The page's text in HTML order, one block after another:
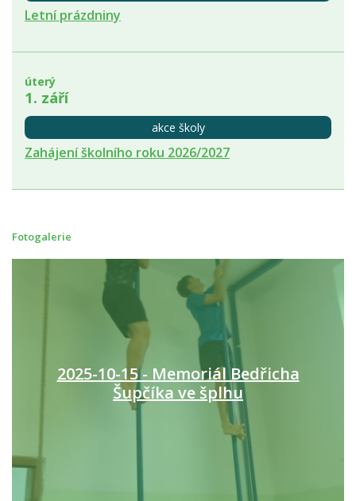
Letní prázdniny
úterý
1. září
akce školy
Zahájení školního roku 2026/2027
Fotogalerie
2025-10-15 - Memoriál Bedřicha
Šupčíka ve šplhu